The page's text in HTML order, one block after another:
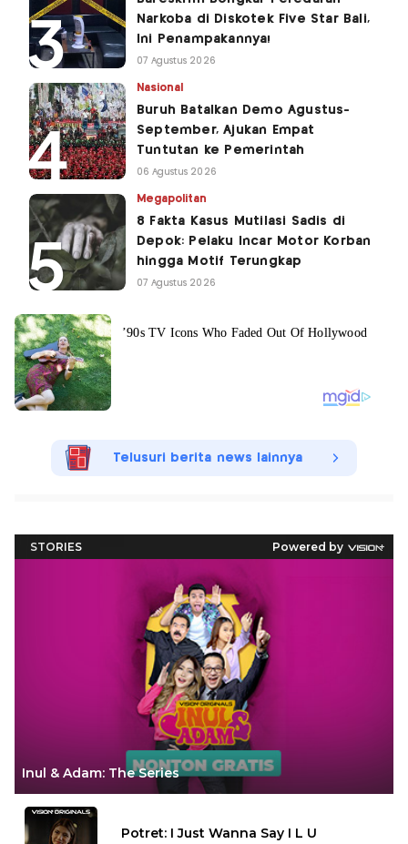
Narkoba di Diskotek Five Star Bali,
Ini Penampakannya!
07 Agustus 2026
Nasional
Buruh Batalkan Demo Agustus-
September, Ajukan Empat
Tuntutan ke Pemerintah
06 Agustus 2026
Megapolitan
8 Fakta Kasus Mutilasi Sadis di
Depok: Pelaku Incar Motor Korban
hingga Motif Terungkap
07 Agustus 2026
Telusuri berita news lainnya